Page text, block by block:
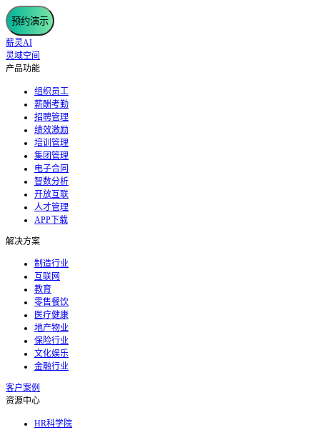
预约演示
薪灵AI
灵域空间
产品功能
组织员工
薪酬考勤
招聘管理
绩效激励
培训管理
集团管理
电子合同
智数分析
开放互联
人才管理
APP下载
解决方案
制造行业
互联网
教育
零售餐饮
医疗健康
地产物业
保险行业
文化娱乐
金融行业
客户案例
资源中心
HR科学院